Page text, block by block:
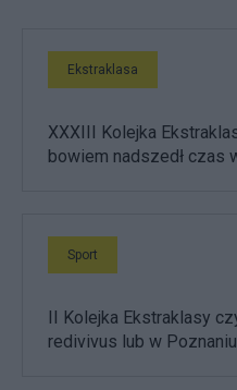
Ekstraklasa
XXXIII Kolejka
bowiem nadszedł czas
Sport
II Kolejka Ekstraklasy
redivivus lub w